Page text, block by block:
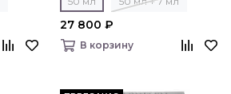
27 800 ₽
В корзину